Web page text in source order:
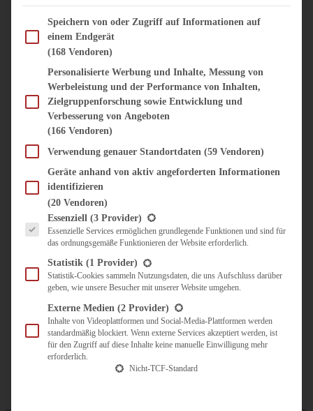
SALATE & SNACKS
SUPPENKASPEREIEN
VORSPEISEN
SÜSS & HERZHAFT
BROTAUFSTRICH
DIPS, SAUCEN, CHUTNEYS
KÜCHENGESCHENKE
UNTERWEGS
KULINARISCH UNTERWEGS
ÜBER MICH
ZUSAMMENARBEIT
Im Folgenden finden Sie eine Liste der Zwecke des IAB Transparency and Consent
Speichern von oder Zugriff auf Informationen auf
einem Endgerät
(168 Vendoren)
Personalisierte Werbung und Inhalte, Messung von
Werbeleistung und der Performance von Inhalten,
Zielgruppenforschung sowie Entwicklung und
Verbesserung von Angeboten
(166 Vendoren)
Verwendung genauer Standortdaten (59 Vendoren)
Geräte anhand von aktiv angeforderten Informationen
identifizieren
(20 Vendoren)
Es folgt eine Liste der Service-Gruppen, für die eine Einwilligung erteilt werden
Essenziell (3 Provider)
Essenzielle Services ermöglichen grundlegende Funktionen und sind für
das ordnungsgemäße Funktionieren der Website erforderlich.
Statistik (1 Provider)
Statistik-Cookies sammeln Nutzungsdaten, die uns Aufschluss darüber
geben, wie unsere Besucher mit unserer Website umgehen.
Externe Medien (2 Provider)
Inhalte von Videoplattformen und Social-Media-Plattformen werden
standardmäßig blockiert. Wenn externe Services akzeptiert werden, ist
für den Zugriff auf diese Inhalte keine manuelle Einwilligung mehr
erforderlich.
Nicht-TCF-Standard